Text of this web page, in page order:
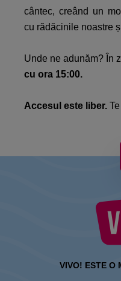
cântec, creând un
cu rădăcinile noastre
Unde ne adunăm? În
cu ora 15:00.​
Accesul este liber.
VIVO! ESTE O